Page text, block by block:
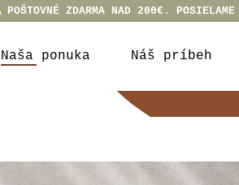
POŠTOVNÉ ZDARMA NAD 200€.
Naša ponuka Náš príbeh